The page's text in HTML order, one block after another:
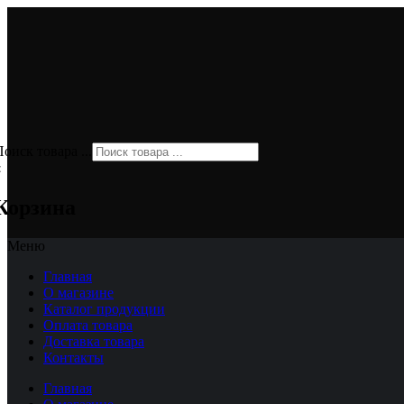
товара ...
Меню
Главная
О магазине
Каталог продукции
Оплата товара
Доставка товара
Контакты
Главная